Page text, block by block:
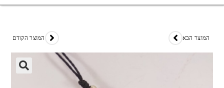
המוצר הקודם המוצר הבא